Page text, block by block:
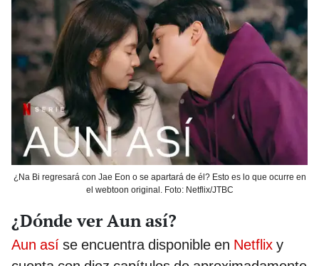
¿Na Bi regresará con Jae Eon o se apartará de él? Esto es lo que ocurre en
el webtoon original. Foto: Netflix/JTBC
¿Dónde ver Aun así?
Aun así se encuentra disponible en Netflix y